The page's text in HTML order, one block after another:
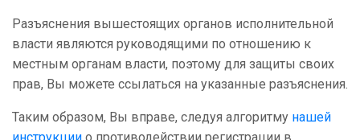
Разъяснения вышестоящих органов исполнительной
власти являются руководящими по отношению к
местным органам власти, поэтому для защиты своих
прав, Вы можете ссылаться на указанные разъяснения.
Таким образом, Вы вправе, следуя алгоритму нашей